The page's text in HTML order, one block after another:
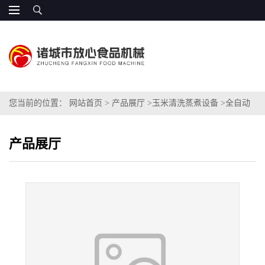
您当前的位置： 网站首页 > 产品展厅 > 玉米清洗蒸煮设备 >全自动
产品展厅